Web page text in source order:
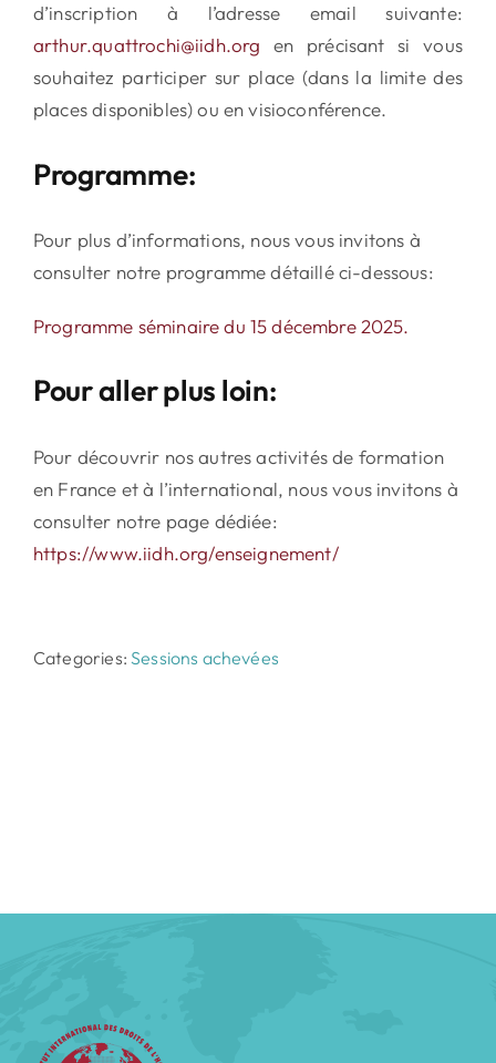
d’inscription à l’adresse email suivante:
arthur.quattrochi@iidh.org en précisant si vous
souhaitez participer sur place (dans la limite des
places disponibles) ou en visioconférence.
Programme:
Pour plus d’informations, nous vous invitons à
consulter notre programme détaillé ci-dessous:
Programme séminaire du 15 décembre 2025.
Pour aller plus loin:
Pour découvrir nos autres activités de formation
en France et à l’international, nous vous invitons à
consulter notre page dédiée:
https://www.iidh.org/enseignement/
Categories:Sessions achevées